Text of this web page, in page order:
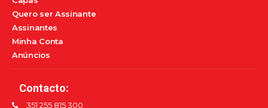
Quero ser Assinante
Assinantes
Minha Conta
Anúncios
Contacto:
351 255 815 300